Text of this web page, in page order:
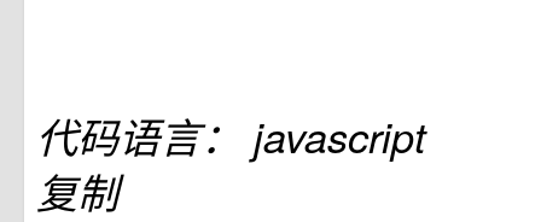
代码语言： javascript
复制